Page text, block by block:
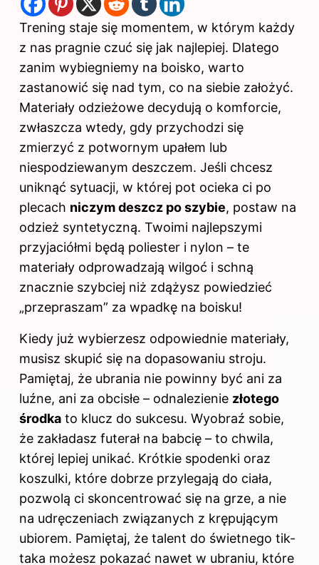
Trening staje się momentem, w którym każdy
z nas pragnie czuć się jak najlepiej. Dlatego
zanim wybiegniemy na boisko, warto
zastanowić się nad tym, co na siebie założyć.
Materiały odzieżowe decydują o komforcie,
zwłaszcza wtedy, gdy przychodzi się
zmierzyć z potwornym upałem lub
niespodziewanym deszczem. Jeśli chcesz
uniknąć sytuacji, w której pot ocieka ci po
plecach niczym deszcz po szybie, postaw na
odzież syntetyczną. Twoimi najlepszymi
przyjaciółmi będą poliester i nylon – te
materiały odprowadzają wilgoć i schną
znacznie szybciej niż zdążysz powiedzieć
„przepraszam” za wpadkę na boisku!
Kiedy już wybierzesz odpowiednie materiały,
musisz skupić się na dopasowaniu stroju.
Pamiętaj, że ubrania nie powinny być ani za
luźne, ani za obcisłe – odnalezienie złotego
środka to klucz do sukcesu. Wyobraź sobie,
że zakładasz futerał na babcię – to chwila,
której lepiej unikać. Krótkie spodenki oraz
koszulki, które dobrze przylegają do ciała,
pozwolą ci skoncentrować się na grze, a nie
na udręczeniach związanych z krępującym
ubiorem. Pamiętaj, że talent do świetnego tik-
taka możesz pokazać nawet w ubraniu, które